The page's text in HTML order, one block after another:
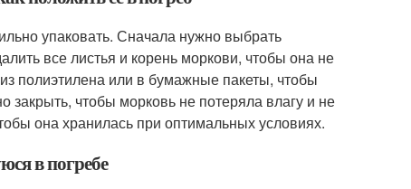
упаковать. Сначала нужно выбрать
все листья и корень моркови, чтобы она не
полиэтилена или в бумажные пакеты, чтобы
чтобы морковь не потеряла влагу и не
она хранилась при оптимальных условиях.
в погребе